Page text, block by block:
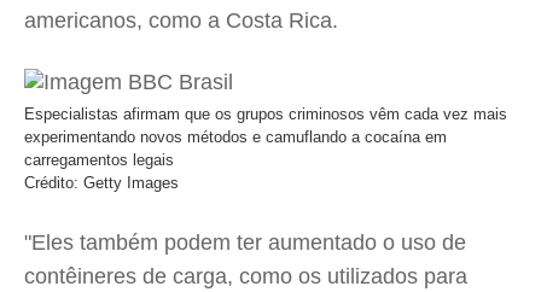
americanos, como a Costa Rica.
Especialistas afirmam que os grupos criminosos vêm cada vez mais
experimentando novos métodos e camuflando a cocaína em
carregamentos legais
Crédito: Getty Images
"Eles também podem ter aumentado o uso de
contêineres de carga, como os utilizados para